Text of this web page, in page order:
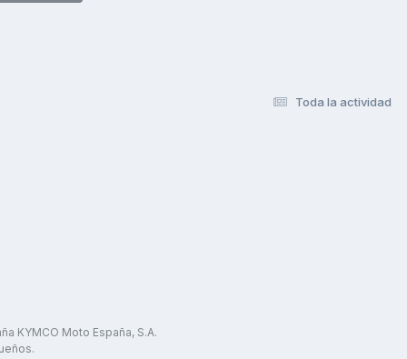
Toda la actividad
KYMCO Moto España, S.A.